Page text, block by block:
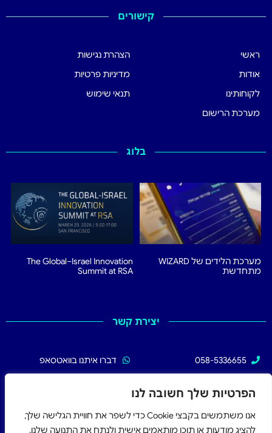
הפרטיות שלך חשובה לנו
אנו משתמשים בקבצי Cookie כדי לשפר את חוויית הגלישה שלך,
להציג מודעות או תוכן מותאמים אישית ולנתח את התנועה שלנו.
קישורים
ראשי
אודות
לקוחותינו
מערכת הרישום
הצהרת נגישות
מדיניות פרטיות
תנאי שימוש
בלוג
מערכת הלידים של WIZARD
מתחדשת
The Global–Israel Innovation
Summit at RSA
יצירת קשר
058-5336655
דברו איתנו בוואטסאפ